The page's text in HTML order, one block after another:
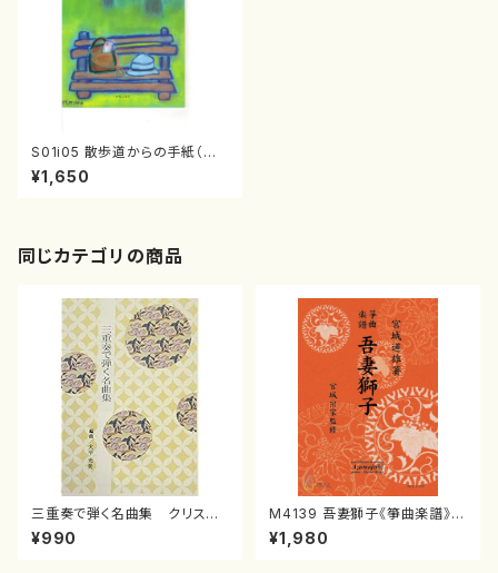
S01i05 散歩道からの手紙（歌/
千秋次郎/楽譜）
¥1,650
同じカテゴリの商品
三重奏で弾く名曲集 クリスマ
スメドレー( 箏2/大平光美 編
曲/楽譜）
¥990
M4139 吾妻獅子《箏曲楽譜》
（箏/宮城道雄著・宮城宗家監修/
箏曲古典楽譜）
¥1,980